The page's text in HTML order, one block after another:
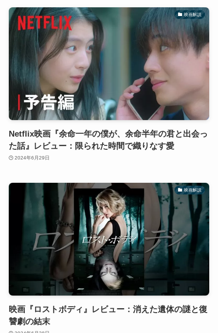
映画解説
Netflix映画『余命一年の僕が、余命半年の君と出会っ
た話』レビュー：限られた時間で織りなす愛
2024年6月29日
映画解説
映画『ロストボディ』レビュー：消えた遺体の謎と復
讐劇の結末